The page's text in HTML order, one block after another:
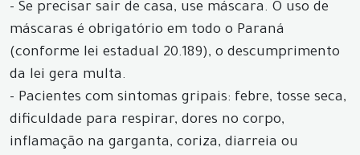
- Se precisar sair de casa, use máscara. O uso de
máscaras é obrigatório em todo o Paraná
(conforme lei estadual 20.189), o descumprimento
da lei gera multa.
- Pacientes com sintomas gripais: febre, tosse seca,
dificuldade para respirar, dores no corpo,
inflamação na garganta, coriza, diarreia ou